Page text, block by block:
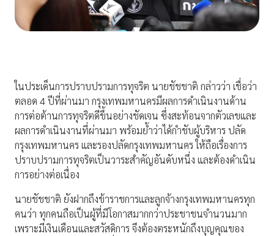
ในประเด็นการปราบปรามการทุจริต นายชัชชาติ กล่าวว่า เชื่อว่า
ตลอด 4 ปีที่ผ่านมา กรุงเทพมหานครมีผลการดำเนินงานด้าน
การต่อต้านการทุจริตดีขึ้นอย่างชัดเจน ซึ่งสะท้อนจากตัวเลขและ
ผลการดำเนินงานที่ผ่านมา พร้อมย้ำว่าได้กำชับผู้บริหาร ปลัด
กรุงเทพมหานคร และรองปลัดกรุงเทพมหานคร ให้ถือเรื่องการ
ปราบปรามการทุจริตเป็นวาระสำคัญอันดับหนึ่ง และต้องดำเนิน
การอย่างต่อเนื่อง
นายชัชชาติ ยังฝากถึงข้าราชการและลูกจ้างกรุงเทพมหานครทุก
คนว่า ทุกคนถือเป็นผู้ที่มีโอกาสมากกว่าประชาชนจำนวนมาก
เพราะมีเงินเดือนและสวัสดิการ จึงต้องตระหนักถึงบุญคุณของ